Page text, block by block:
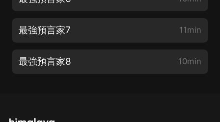
最強預言家7 11min
最強預言家8 10min